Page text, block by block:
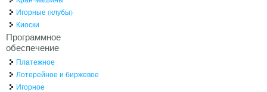
Игорные (клубы)
Киоски
Программное
обеспечение
Платежное
Лотерейное и биржевое
Игорное